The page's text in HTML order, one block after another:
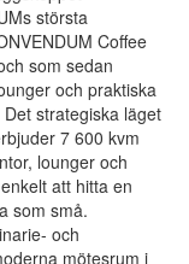
största
Coffee
som sedan
och praktiska
strategiska läget
7 600 kvm
lounger och
att hitta en
som små.
och
mötesrum i